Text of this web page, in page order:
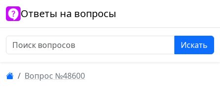
Ответы на вопросы
Искать
Вопрос №48600